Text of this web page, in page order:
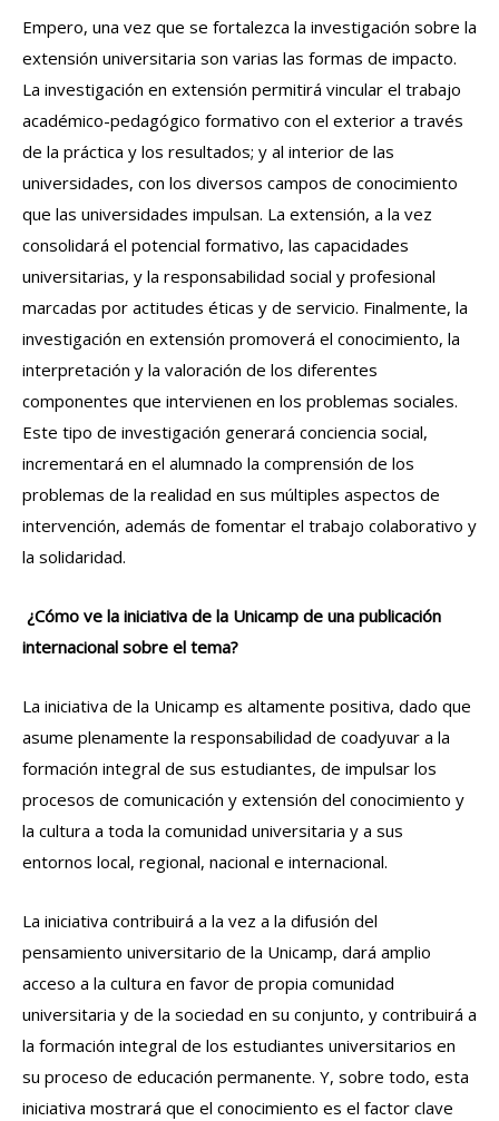
Empero, una vez que se fortalezca la investigación sobre la
extensión universitaria son varias las formas de impacto.
La investigación en extensión permitirá vincular el trabajo
académico-pedagógico formativo con el exterior a través
de la práctica y los resultados; y al interior de las
universidades, con los diversos campos de conocimiento
que las universidades impulsan. La extensión, a la vez
consolidará el potencial formativo, las capacidades
universitarias, y la responsabilidad social y profesional
marcadas por actitudes éticas y de servicio. Finalmente, la
investigación en extensión promoverá el conocimiento, la
interpretación y la valoración de los diferentes
componentes que intervienen en los problemas sociales.
Este tipo de investigación generará conciencia social,
incrementará en el alumnado la comprensión de los
problemas de la realidad en sus múltiples aspectos de
intervención, además de fomentar el trabajo colaborativo y
la solidaridad.
¿Cómo ve la iniciativa de la Unicamp de una publicación
internacional sobre el tema?
La iniciativa de la Unicamp es altamente positiva, dado que
asume plenamente la responsabilidad de coadyuvar a la
formación integral de sus estudiantes, de impulsar los
procesos de comunicación y extensión del conocimiento y
la cultura a toda la comunidad universitaria y a sus
entornos local, regional, nacional e internacional.
La iniciativa contribuirá a la vez a la difusión del
pensamiento universitario de la Unicamp, dará amplio
acceso a la cultura en favor de propia comunidad
universitaria y de la sociedad en su conjunto, y contribuirá a
la formación integral de los estudiantes universitarios en
su proceso de educación permanente. Y, sobre todo, esta
iniciativa mostrará que el conocimiento es el factor clave